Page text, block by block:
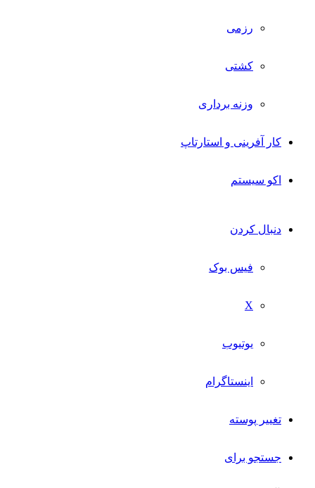
رزمی
کشتی
وزنه برداری
کار آفرینی و استارتاپ
اکو سیستم
دنبال کردن
فیس بوک
X
یوتیوب
اینستاگرام
تغییر پوسته
جستجو برای